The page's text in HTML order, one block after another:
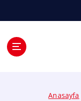
Anasayfa